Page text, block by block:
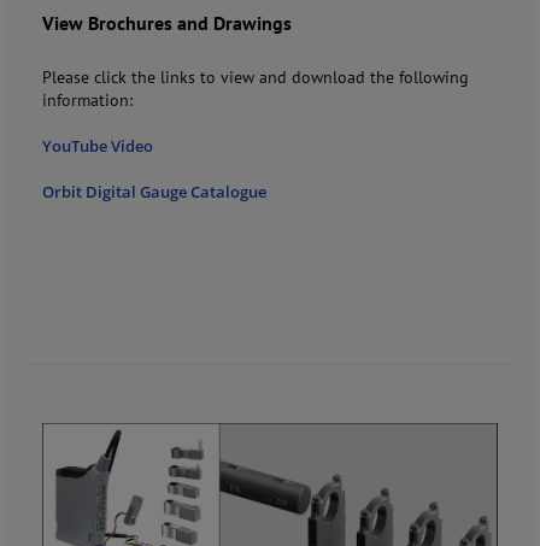
View Brochures and Drawings
Please click the links to view and download the following
information:
YouTube Video
Orbit Digital Gauge Catalogue